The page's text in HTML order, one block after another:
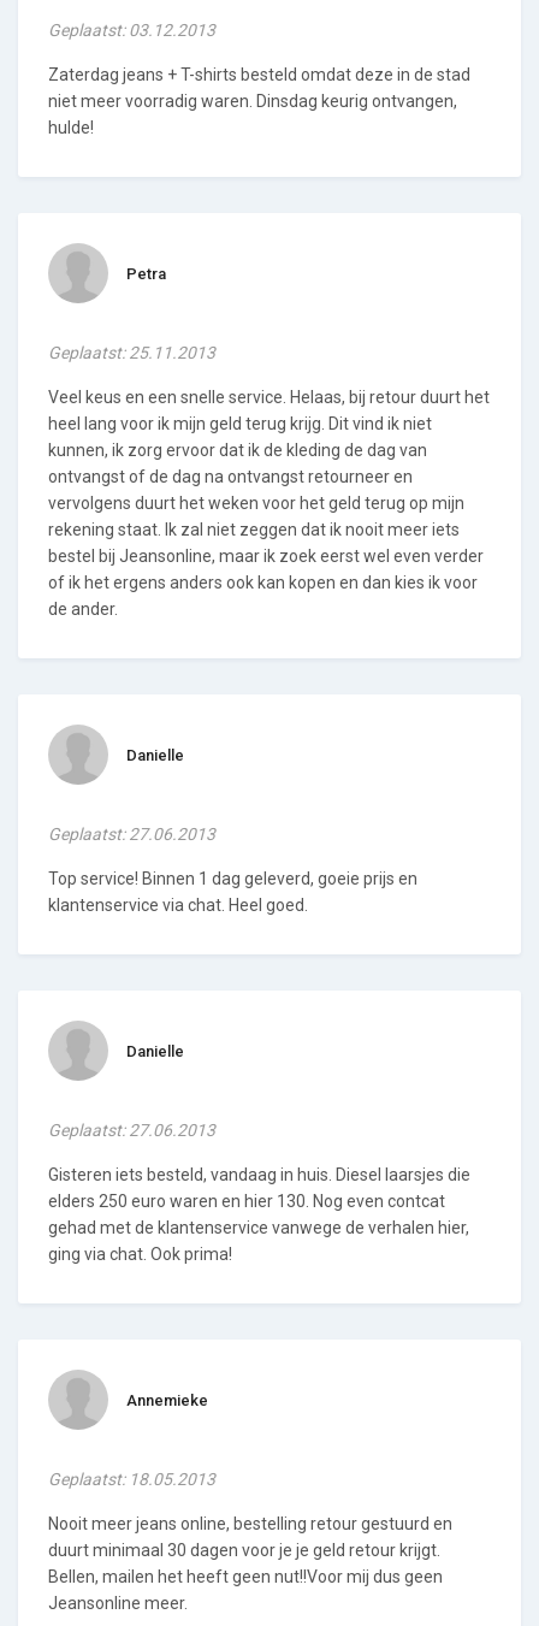
Geplaatst: 03.12.2013
Zaterdag jeans + T-shirts besteld omdat deze in de stad
niet meer voorradig waren. Dinsdag keurig ontvangen,
hulde!
Petra
Geplaatst: 25.11.2013
Veel keus en een snelle service. Helaas, bij retour duurt het
heel lang voor ik mijn geld terug krijg. Dit vind ik niet
kunnen, ik zorg ervoor dat ik de kleding de dag van
ontvangst of de dag na ontvangst retourneer en
vervolgens duurt het weken voor het geld terug op mijn
rekening staat. Ik zal niet zeggen dat ik nooit meer iets
bestel bij Jeansonline, maar ik zoek eerst wel even verder
of ik het ergens anders ook kan kopen en dan kies ik voor
de ander.
Danielle
Geplaatst: 27.06.2013
Top service! Binnen 1 dag geleverd, goeie prijs en
klantenservice via chat. Heel goed.
Danielle
Geplaatst: 27.06.2013
Gisteren iets besteld, vandaag in huis. Diesel laarsjes die
elders 250 euro waren en hier 130. Nog even contcat
gehad met de klantenservice vanwege de verhalen hier,
ging via chat. Ook prima!
Annemieke
Geplaatst: 18.05.2013
Nooit meer jeans online, bestelling retour gestuurd en
duurt minimaal 30 dagen voor je je geld retour krijgt.
Bellen, mailen het heeft geen nut!!Voor mij dus geen
Jeansonline meer.